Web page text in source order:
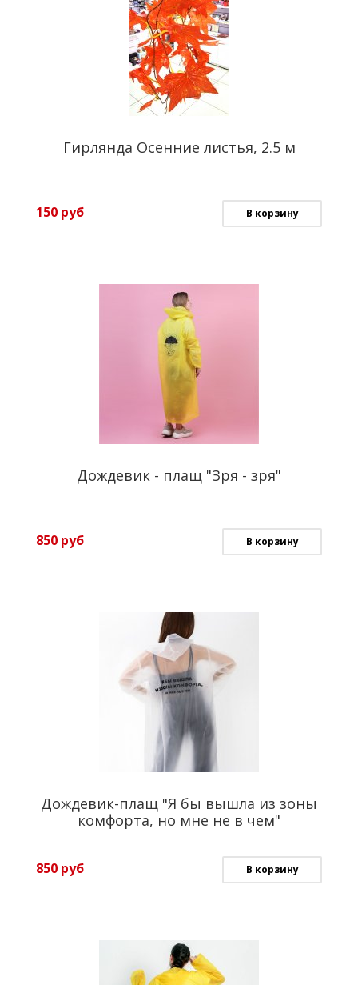
Гирлянда Осенние листья, 2.5 м
150 руб В корзину
Дождевик - плащ "Зря - зря"
850 руб В корзину
Дождевик-плащ "Я бы вышла из зоны
комфорта, но мне не в чем"
850 руб В корзину